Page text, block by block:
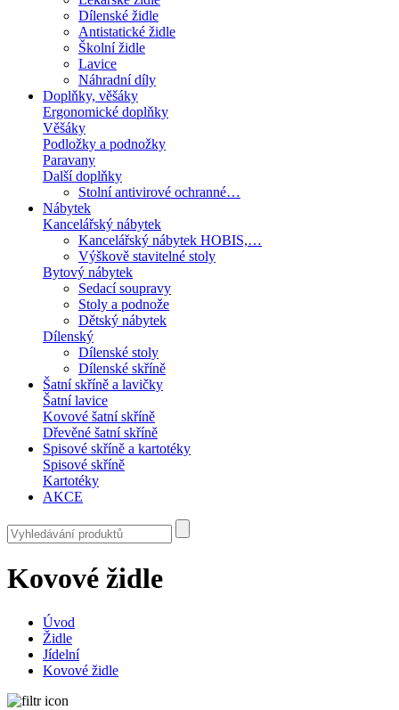
Dílenské židle
Antistatické židle
Školní židle
Lavice
Náhradní díly
Doplňky, věšáky
Ergonomické doplňky
Věšáky
Podložky a podnožky
Paravany
Další doplňky
Stolní antivirové ochranné…
Nábytek
Kancelářský nábytek
Kancelářský nábytek HOBIS,…
Výškově stavitelné stoly
Bytový nábytek
Sedací soupravy
Stoly a podnože
Dětský nábytek
Dílenský
Dílenské stoly
Dílenské skříně
Šatní skříně a lavičky
Šatní lavice
Kovové šatní skříně
Dřevěné šatní skříně
Spisové skříně a kartotéky
Spisové skříně
Kartotéky
AKCE
Kovové židle
Úvod
Židle
Jídelní
Kovové židle